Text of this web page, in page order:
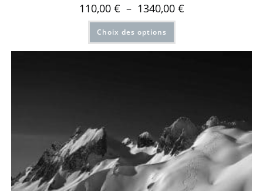
110,00 € – 1340,00 €
Choix des options